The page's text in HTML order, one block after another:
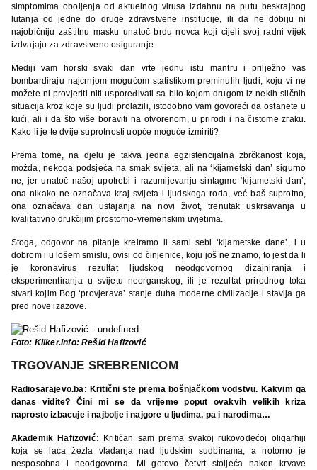
simptomima oboljenja od aktuelnog virusa izdahnu na putu beskrajnog
lutanja od jedne do druge zdravstvene institucije, ili da ne dobiju ni
najobičniju zaštitnu masku unatoč brdu novca koji cijeli svoj radni vijek
izdvajaju za zdravstveno osiguranje.
Mediji vam horski svaki dan vrte jednu istu mantru i prilježno vas
bombardiraju najcrnjom mogućom statistikom preminulih ljudi, koju vi ne
možete ni provjeriti niti uspoređivati sa bilo kojom drugom iz nekih sličnih
situacija kroz koje su ljudi prolazili, istodobno vam govoreći da ostanete u
kući, ali i da što više boraviti na otvorenom, u prirodi i na čistome zraku.
Kako li je te dvije suprotnosti uopće moguće izmiriti?
Prema tome, na djelu je takva jedna egzistencijalna zbrčkanost koja,
možda, nekoga podsjeća na smak svijeta, ali na ‘kijametski dan’ sigurno
ne, jer unatoč našoj upotrebi i razumijevanju sintagme ‘kijametski dan’,
ona nikako ne označava kraj svijeta i ljudskoga roda, već baš suprotno,
ona označava dan ustajanja na novi život, trenutak uskrsavanja u
kvalitativno drukčijim prostorno-vremenskim uvjetima.
Stoga, odgovor na pitanje kreiramo li sami sebi ‘kijametske dane’, i u
dobrom i u lošem smislu, ovisi od činjenice, koju još ne znamo, to jest da li
je koronavirus rezultat ljudskog neodgovornog dizajniranja i
eksperimentiranja u svijetu neorganskog, ili je rezultat prirodnog toka
stvari kojim Bog ‘provjerava’ stanje duha moderne civilizacije i stavlja ga
pred nove izazove.
Foto: Kliker.info: Rešid Hafizović
TRGOVANJE SREBRENICOM
Radiosarajevo.ba: Kritični ste prema bošnjačkom vodstvu. Kakvim ga
danas vidite? Čini mi se da vrijeme poput ovakvih velikih kriza
naprosto izbacuje i najbolje i najgore u ljudima, pa i narodima…
Akademik Hafizović: Kritičan sam prema svakoj rukovodećoj oligarhiji
koja se laća žezla vladanja nad ljudskim sudbinama, a notorno je
nesposobna i neodgovorna. Mi gotovo četvrt stoljeća nakon krvave